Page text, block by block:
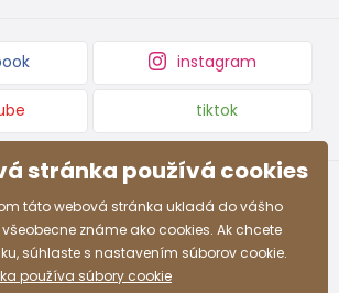
instagram
tiktok
stránka používá cookies
táto webová stránka ukladá do vášho
známe ako cookies. Ak chcete
súhlaste s nastavením súborov cookie.
používa súbory cookie